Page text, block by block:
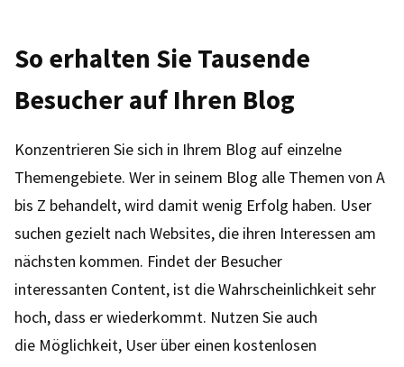
So erhalten Sie Tausende
Besucher auf Ihren Blog
Konzentrieren Sie sich in Ihrem Blog auf einzelne
Themengebiete. Wer in seinem Blog alle Themen von A
bis Z behandelt, wird damit wenig Erfolg haben. User
suchen gezielt nach Websites, die ihren Interessen am
nächsten kommen. Findet der Besucher
interessanten Content, ist die Wahrscheinlichkeit sehr
hoch, dass er wiederkommt. Nutzen Sie auch
die Möglichkeit, User über einen kostenlosen